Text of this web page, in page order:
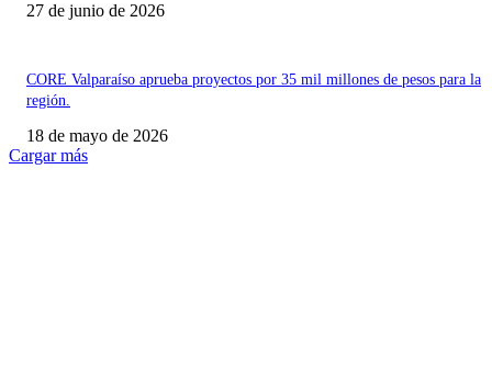
27 de junio de 2026
CORE Valparaíso aprueba proyectos por 35 mil millones de pesos para la
región.
18 de mayo de 2026
Cargar más